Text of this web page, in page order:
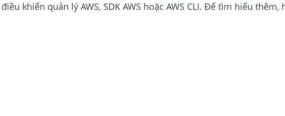
khiển quản lý AWS, SDK AWS hoặc AWS CLI. Để tìm hiểu thêm,